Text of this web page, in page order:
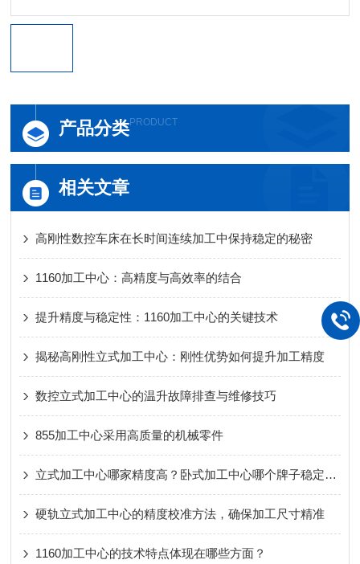
产品分类PRODUCT
相关文章
高刚性数控车床在长时间连续加工中保持稳定的秘密
1160加工中心：高精度与高效率的结合
提升精度与稳定性：1160加工中心的关键技术
揭秘高刚性立式加工中心：刚性优势如何提升加工精度
数控立式加工中心的温升故障排查与维修技巧
855加工中心采用高质量的机械零件
立式加工中心哪家精度高？卧式加工中心哪个牌子稳定性好？龙门加工中心选购建议，看这几点就够了
硬轨立式加工中心的精度校准方法，确保加工尺寸精准
1160加工中心的技术特点体现在哪些方面？